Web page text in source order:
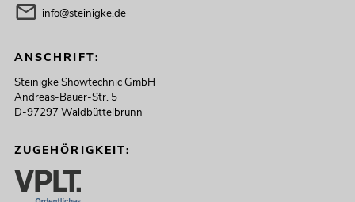
info@steinigke.de
ANSCHRIFT:
Steinigke Showtechnic GmbH
Andreas-Bauer-Str. 5
D-97297 Waldbüttelbrunn
ZUGEHÖRIGKEIT: